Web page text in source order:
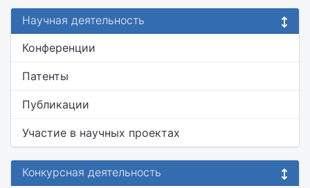
Научная деятельность
Конференции
Патенты
Публикации
Участие в научных проектах
Конкурсная деятельность